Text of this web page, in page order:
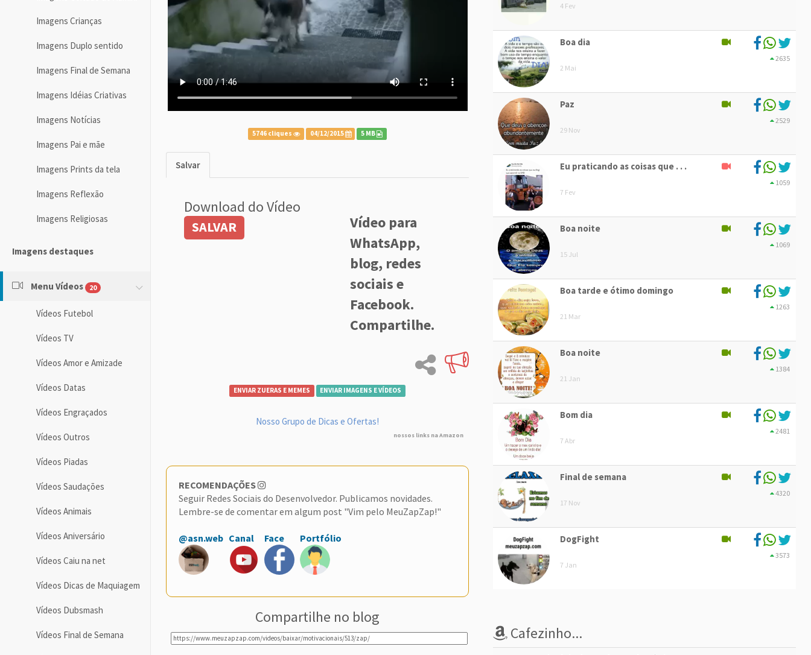
Imagens Crianças
Imagens Duplo sentido
Imagens Final de Semana
Imagens Idéias Criativas
Imagens Notícias
Imagens Pai e mãe
Imagens Prints da tela
Imagens Reflexão
Imagens Religiosas
Imagens destaques
Menu Vídeos 20
Vídeos Futebol
Vídeos TV
Vídeos Amor e Amizade
Vídeos Datas
Vídeos Engraçados
Vídeos Outros
Vídeos Piadas
Vídeos Saudações
Vídeos Animais
Vídeos Aniversário
Vídeos Caiu na net
Vídeos Dicas de Maquiagem
Vídeos Dubsmash
Vídeos Final de Semana
5746 cliques 04/12/2015 5 MB
Salvar
Download do Vídeo
SALVAR
Vídeo para
WhatsApp,
blog, redes
sociais e
Facebook.
Compartilhe.
ENVIAR ZUERAS E MEMES ENVIAR IMAGENS E VÍDEOS
Nosso Grupo de Dicas e Ofertas!
nossos links na Amazon
RECOMENDAÇÕES
Seguir Redes Sociais do Desenvolvedor. Publicamos novidades.
Lembre-se de comentar em algum post "Vim pelo MeuZapZap!"
@asn.web Canal Face Portfólio
Compartilhe no blog
4 Fev
Boa dia
2 Mai
2635
Paz
29 Nov
2529
Eu praticando as coisas que . . .
7 Fev
1059
Boa noite
15 Jul
1069
Boa tarde e ótimo domingo
21 Mar
1263
Boa noite
21 Jan
1384
Bom dia
7 Abr
2481
Final de semana
17 Nov
4320
DogFight
7 Jan
3573
Cafezinho...